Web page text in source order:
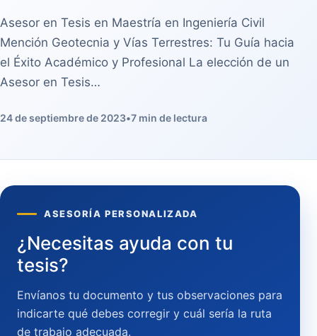
Asesor en Tesis en Maestría en Ingeniería Civil
Mención Geotecnia y Vías Terrestres: Tu Guía hacia
el Éxito Académico y Profesional La elección de un
Asesor en Tesis…
24 de septiembre de 2023•7 min de lectura
ASESORÍA PERSONALIZADA
¿Necesitas ayuda con tu
tesis?
Envíanos tu documento y tus observaciones para
indicarte qué debes corregir y cuál sería la ruta
de trabajo adecuada.